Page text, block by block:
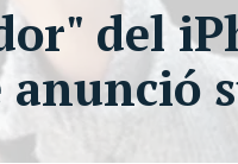
del
anunció